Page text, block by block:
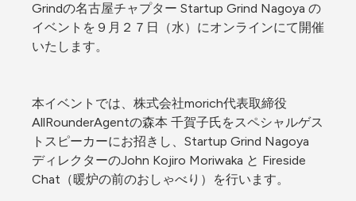
Grindの名古屋チャプター Startup Grind Nagoya の
イベントを９月２７日（水）にオンラインにて開催
いたします。
本イベントでは、株式会社morich代表取締役
AllRounderAgentの森本 千賀子氏をスペシャルゲス
トスピーカーにお招きし、Startup Grind Nagoya
ディレクターのJohn Kojiro Moriwaka と Fireside
Chat（暖炉の前のおしゃべり）を行います。